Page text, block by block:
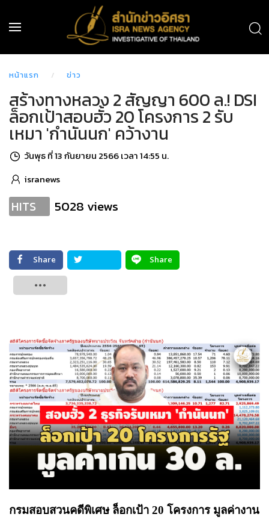
หน้าแรก ข่าว
สร้างทางหลวง 2 สัญญา 600 ล.! DSI
ล็อกเป้าสอบฮั้ว 20 โครงการ 2 รับ
เหมา 'กำนันนก' คว้างาน
วันพุธ ที่ 13 กันยายน 2566 เวลา 14:55 น.
isranews
HITS 5028 views
Share
Share
กรมสอบสวนคดีพิเศษ ล็อกเป้า 20 โครงการ มูลค่างาน